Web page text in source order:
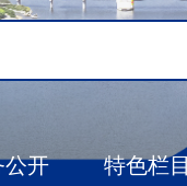
公开 特色栏目